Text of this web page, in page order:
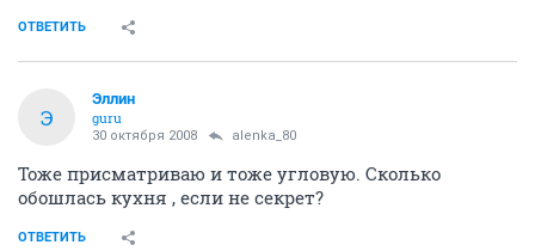
ОТВЕТИТЬ
Э
Эллин
guru
30 октября 2008 alenka_80
Тоже присматриваю и тоже угловую. Сколько
обошлась кухня , если не секрет?
ОТВЕТИТЬ